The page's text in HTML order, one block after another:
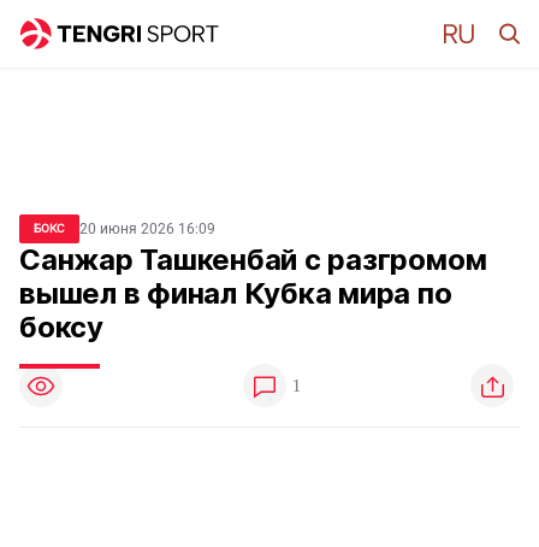
БОКС 20 июня 2026 16:09
Санжар Ташкенбай с разгромом
вышел в финал Кубка мира по
боксу
1